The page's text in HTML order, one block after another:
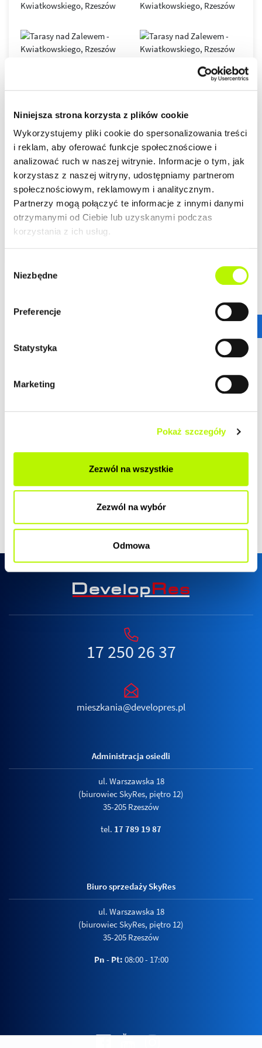
Niniejsza strona korzysta z plików cookie
Wykorzystujemy pliki cookie do spersonalizowania treści
i reklam, aby oferować funkcje społecznościowe i
analizować ruch w naszej witrynie. Informacje o tym, jak
korzystasz z naszej witryny, udostępniamy partnerom
społecznościowym, reklamowym i analitycznym.
Partnerzy mogą połączyć te informacje z innymi danymi
otrzymanymi od Ciebie lub uzyskanymi podczas
korzystania z ich usług.
zgody
Niezbędne
Preferencje
Statystyka
Marketing
Pokaż szczegóły
Zezwól na wszystkie
Zezwól na wybór
Odmowa
Osiedle łączynajwyższy komfort życiazelegancką,
pięter) tworzą spójny, miejski krajobraz, a duże przeszklenia
wpuszczająmaksimum naturalnego światła.
Każdy detal zaprojektowano tak, by codzienność
po świetnie zorganizowaną przestrzeń wspólną. To adres
STANDARDY WYKOŃCZENIA
DEWELOPERSKI
DO ZAMIESZKANIA
POD KLUCZ
DOSTĘPNE UKŁADY MIESZKAŃ
POZOSTAŁE LOKALIZACJE
17 250 26 37
mieszkania@developres.pl
Administracja osiedli
ul. Warszawska 18
(biurowiec SkyRes, piętro 12)
35-205 Rzeszów
tel. 17 789 19 87
Biuro sprzedaży SkyRes
ul. Warszawska 18
(biurowiec SkyRes, piętro 12)
35-205 Rzeszów
Pn - Pt: 08:00 - 17:00